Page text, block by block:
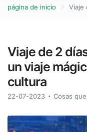
página de inicio Viaje
Viaje de 2
un viaje
cultura
22-07-2023 Cosas